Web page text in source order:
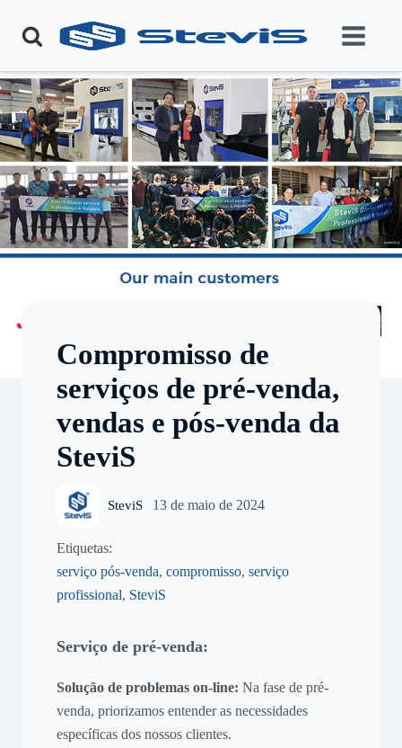
Compromisso de
serviços de pré-venda,
vendas e pós-venda da
SteviS
SteviS 13 de maio de 2024
Etiquetas:
serviço pós-venda,compromisso,serviço
profissional, SteviS
Serviço de pré-venda:
Solução de problemas on-line: Na fase de pré-
venda, priorizamos entender as necessidades
específicas dos nossos clientes.